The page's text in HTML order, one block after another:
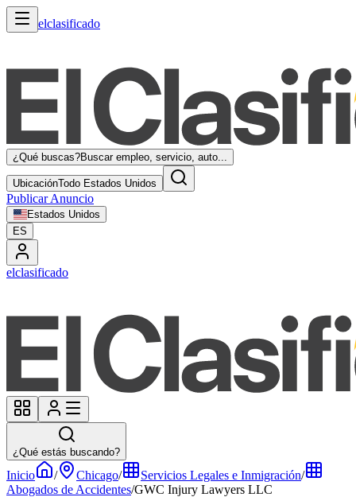
elclasificado
¿Qué buscas?Buscar empleo, servicio, auto...
UbicaciónTodo Estados Unidos
Publicar Anuncio
Estados Unidos
ES
elclasificado
¿Qué estás buscando?
Inicio / Chicago/ Servicios Legales e Inmigración/
Abogados de Accidentes/GWC Injury Lawyers LLC